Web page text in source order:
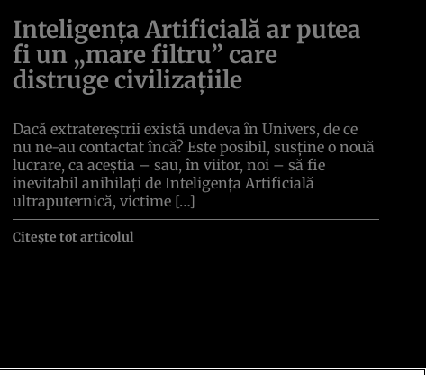
Inteligența Artificială ar putea
fi un „mare filtru” care
distruge civilizațiile
Dacă extratereștrii există undeva în Univers, de ce
nu ne-au contactat încă? Este posibil, susține o nouă
lucrare, ca aceștia – sau, în viitor, noi – să fie
inevitabil anihilați de Inteligența Artificială
ultraputernică, victime […]
Citește tot articolul